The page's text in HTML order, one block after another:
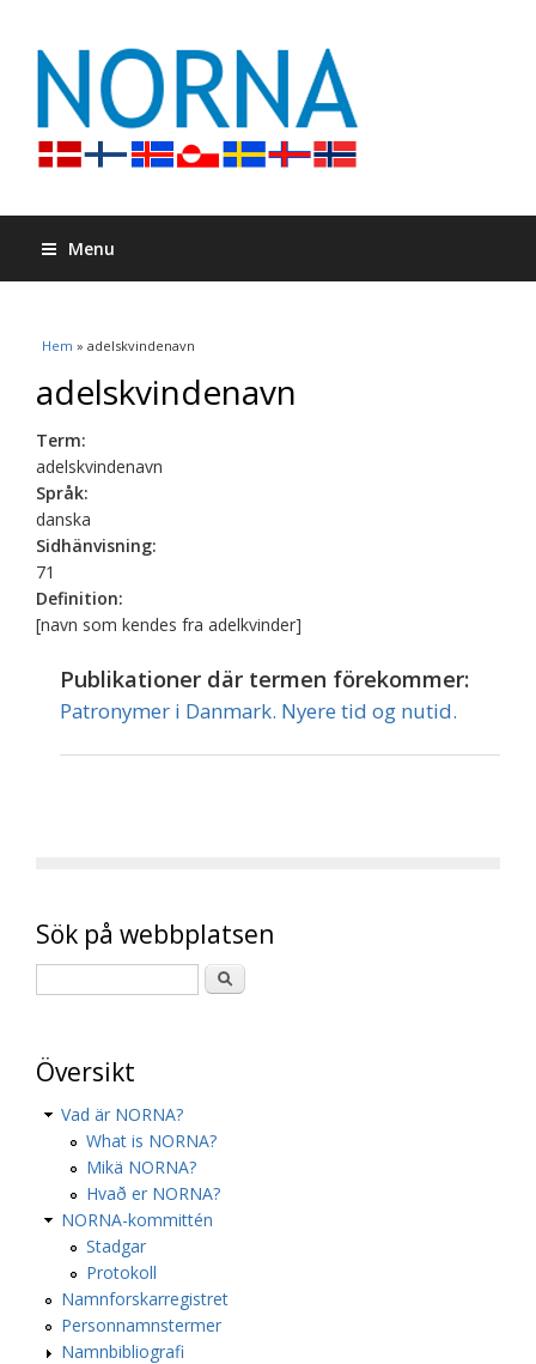
Menu
Du är här
Hem » adelskvindenavn
adelskvindenavn
Term:
adelskvindenavn
Språk:
danska
Sidhänvisning:
71
Definition:
[navn som kendes fra adelkvinder]
Publikationer där termen förekommer:
Patronymer i Danmark. Nyere tid og nutid.
Sök på webbplatsen
Översikt
Vad är NORNA?
What is NORNA?
Mikä NORNA?
Hvað er NORNA?
NORNA-kommittén
Stadgar
Protokoll
Namnforskarregistret
Personnamnstermer
Namnbibliografi